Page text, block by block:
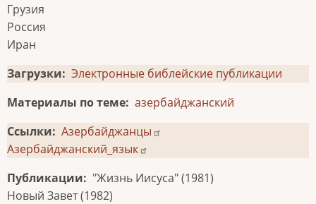
Грузия
Россия
Иран
Загрузки
Электронные библейские публикации
Материалы по теме азербайджанский
Ссылки
Азербайджанцы
Азербайджанский_язык
Публикации
"Жизнь Иисуса" (1981)
Новый Завет (1982)